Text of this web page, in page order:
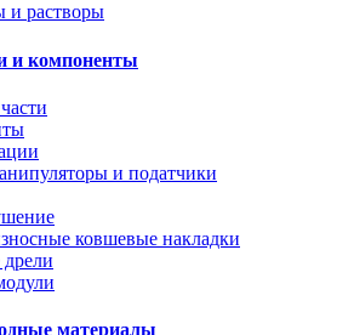
и растворы
и компоненты
и податчики
ковшевые накладки
материалы